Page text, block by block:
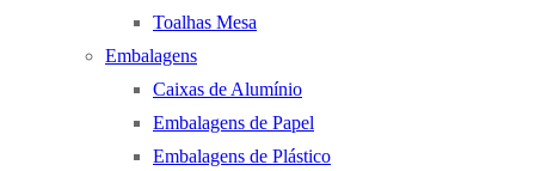
Toalhas Mesa
Embalagens
Caixas de Alumínio
Embalagens de Papel
Embalagens de Plástico